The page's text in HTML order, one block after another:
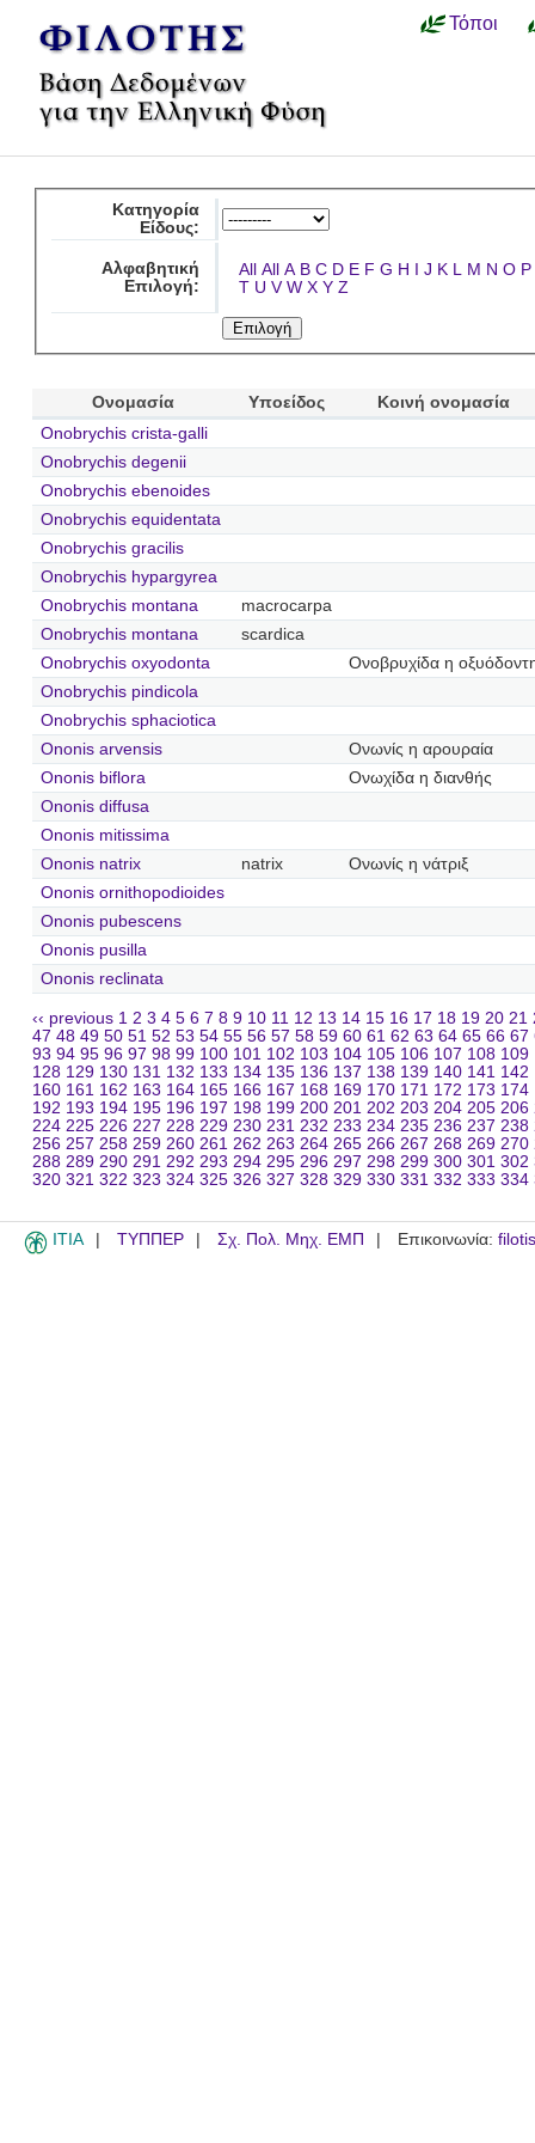
Τόποι
Κατηγορία
Είδους:
Αλφαβητική
Επιλογή:
All All A B C D E F G H I J K L M N O P
T U V W X Y Z
Ονομασία Υποείδος
Κοινή ονομασία
Onobrychis crista-galli
Onobrychis degenii
Onobrychis ebenoides
Onobrychis equidentata
Onobrychis gracilis
Onobrychis hypargyrea
Onobrychis montana
macrocarpa
Onobrychis montana
scardica
Onobrychis oxyodonta
Ονοβρυχίδα η
Onobrychis pindicola
Onobrychis sphaciotica
Ononis arvensis
Ονωνίς η αρουραία
Ononis biflora
Ονωχίδα η διανθής
Ononis diffusa
Ononis mitissima
Ononis natrix
natrix
Ονωνίς η νάτριξ
Ononis ornithopodioides
Ononis pubescens
Ononis pusilla
Ononis reclinata
‹‹ previous 1 2 3 4 5 6 7 8 9 10 11 12 13 14 15 16 17 18 19 20 21
47 48 49 50 51 52 53 54 55 56 57 58 59 60 61 62 63 64 65 66 67
93 94 95 96 97 98 99 100 101 102 103 104 105 106 107 108 109
128 129 130 131 132 133 134 135 136 137 138 139 140 141 142
160 161 162 163 164 165 166 167 168 169 170 171 172 173 174
192 193 194 195 196 197 198 199 200 201 202 203 204 205 206
224 225 226 227 228 229 230 231 232 233 234 235 236 237 238
256 257 258 259 260 261 262 263 264 265 266 267 268 269 270
288 289 290 291 292 293 294 295 296 297 298 299 300 301 302
320 321 322 323 324 325 326 327 328 329 330 331 332 333 334
ITIA ΤΥΠΠΕΡ Σχ. Πολ. Μηχ. ΕΜΠ Επικοινωνία: